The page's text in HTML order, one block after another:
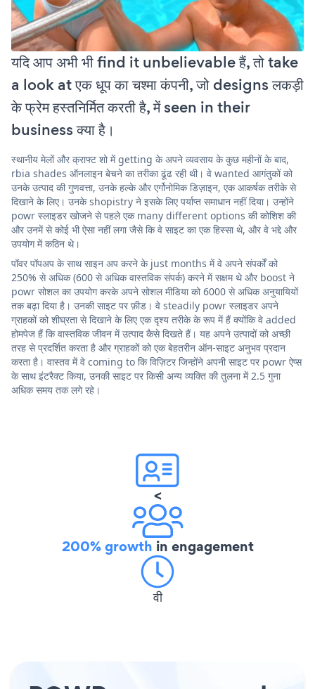
यदि आप अभी भी find it unbelievable हैं, तो take
a look at एक धूप का चश्मा कंपनी, जो designs लकड़ी
के फ्रेम हस्तनिर्मित करती है, में seen in their
business क्या है।
स्थानीय मेलों और क्राफ्ट शो में getting के अपने व्यवसाय के कुछ महीनों के बाद,
rbia shades ऑनलाइन बेचने का तरीका ढूंढ रही थी। वे wanted आगंतुकों को
उनके उत्पाद की गुणवत्ता, उनके हल्के और एर्गोनोमिक डिज़ाइन, एक आकर्षक तरीके से
दिखाने के लिए। उनके shopistry ने इसके लिए पर्याप्त समाधान नहीं दिया। उन्होंने
powr स्लाइडर खोजने से पहले एक many different options की कोशिश की
और उनमें से कोई भी ऐसा नहीं लगा जैसे कि वे साइट का एक हिस्सा थे, और वे भद्दे और
उपयोग में कठिन थे।
पॉवर पॉपअप के साथ साइन अप करने के just months में वे अपने संपर्कों को
250% से अधिक (600 से अधिक वास्तविक संपर्क) करने में सक्षम थे और boost ने
powr सोशल का उपयोग करके अपने सोशल मीडिया को 6000 से अधिक अनुयायियों
तक बढ़ा दिया है। उनकी साइट पर फ़ीड। वे steadily powr स्लाइडर अपने
ग्राहकों को शीघ्रता से दिखाने के लिए एक दृश्य तरीके के रूप में हैं क्योंकि वे added
होमपेज हैं कि वास्तविक जीवन में उत्पाद कैसे दिखते हैं। यह अपने उत्पादों को अच्छी
तरह से प्रदर्शित करता है और ग्राहकों को एक बेहतरीन ऑन-साइट अनुभव प्रदान
करता है। वास्तव में वे coming to कि विज़िटर जिन्होंने अपनी साइट पर powr ऐप्स
के साथ इंटरैक्ट किया, उनकी साइट पर किसी अन्य व्यक्ति की तुलना में 2.5 गुना
अधिक समय तक लगे रहे।
<
200% growth in engagement
वी